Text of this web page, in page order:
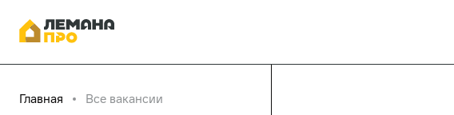
Главная Все вакансии